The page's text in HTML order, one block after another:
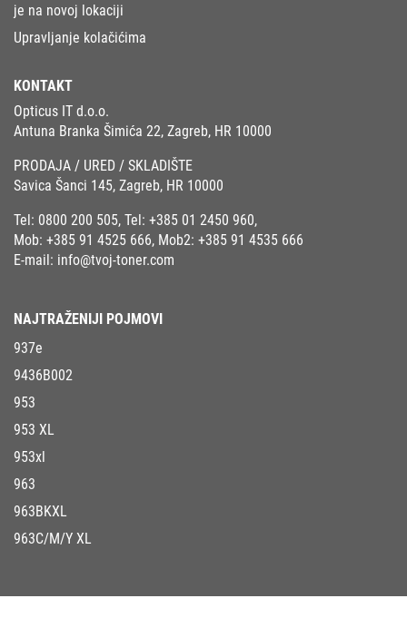
je na novoj lokaciji
Upravljanje kolačićima
KONTAKT
Opticus IT d.o.o.
Antuna Branka Šimića 22, Zagreb, HR 10000
PRODAJA / URED / SKLADIŠTE
Savica Šanci 145, Zagreb, HR 10000
Tel: 0800 200 505, Tel: +385 01 2450 960,
Mob: +385 91 4525 666, Mob2: +385 91 4535 666
E-mail: info@tvoj-toner.com
NAJTRAŽENIJI POJMOVI
937e
9436B002
953
953 XL
953xl
963
963BKXL
963C/M/Y XL